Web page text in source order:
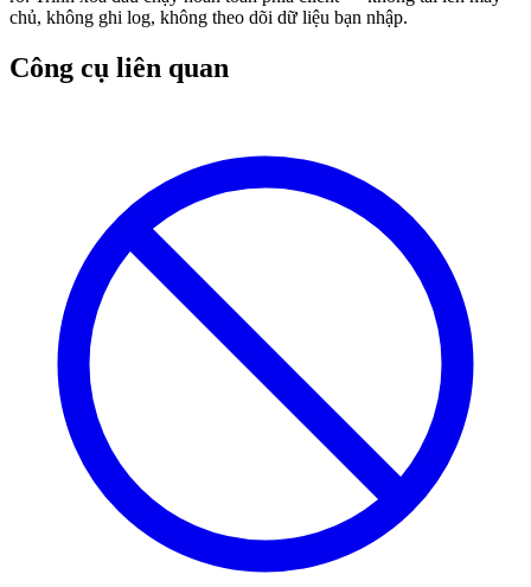
chủ, không ghi log, không theo dõi dữ liệu bạn nhập.
Công cụ liên quan